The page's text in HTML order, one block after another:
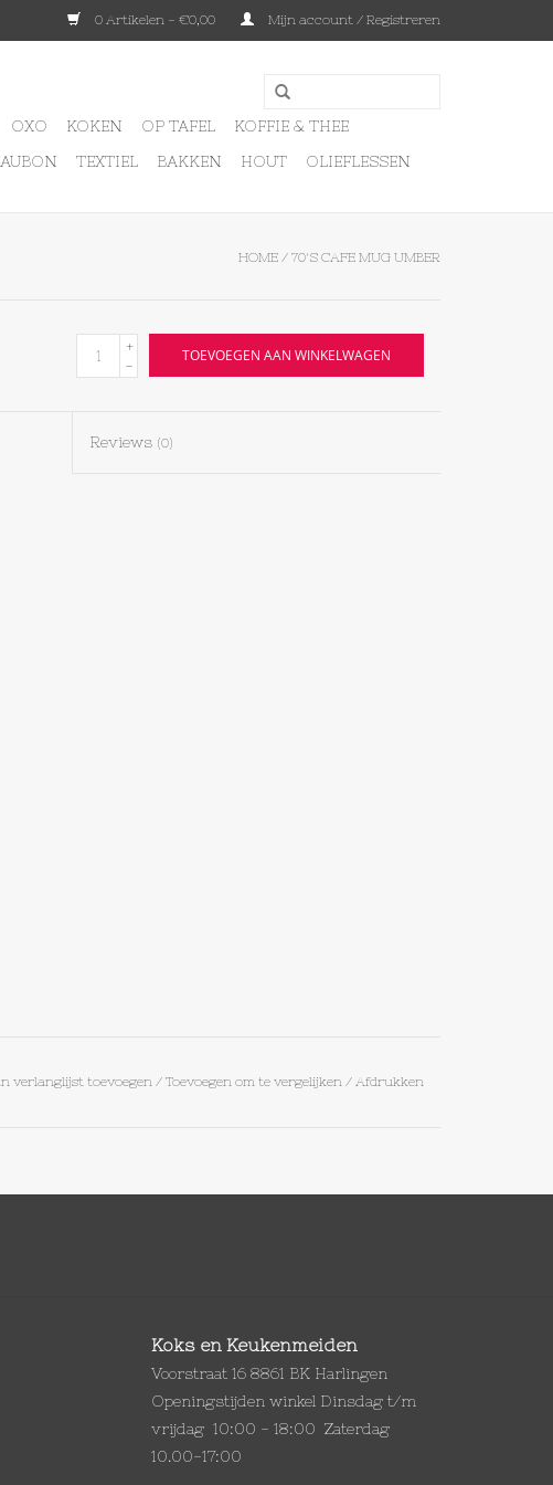
0 Artikelen - €0,00 Mijn account / Registreren
OXO KOKEN OP TAFEL
KOFFIE & THEE
TEXTIEL BAKKEN HOUT OLIEFLESSEN
HOME / 70'S CAFE MUG UMBER
+
-
TOEVOEGEN AAN WINKELWAGEN
Reviews (0)
verlanglijst toevoegen / Toevoegen om te vergelijken / Afdrukken
Koks en Keukenmeiden
Voorstraat 16 8861 BK Harlingen
Openingstijden winkel Dinsdag t/m
vrijdag 10:00 - 18:00 Zaterdag
10.00-17:00